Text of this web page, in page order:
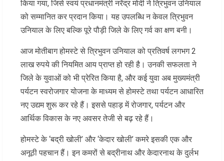
किया गया, जिसे स्वयं प्रधानमंत्री नरेंद्र मोदी ने त्रिभुवन उनियाल
को सम्मानित कर प्रदान किया। यह उपलब्धि न केवल त्रिभुवन
उनियाल के लिए बल्कि पूरे पौड़ी जिले के लिए गर्व का क्षण बनी।
आज मोतीबाग होमस्टे से त्रिभुवन उनियाल को प्रतिवर्ष लगभग 2
लाख रुपये की नियमित आय प्राप्त हो रही है। उनकी सफलता ने
जिले के युवाओं को भी प्रेरित किया है, और कई युवा अब मुख्यमंत्री
पर्यटन स्वरोजगार योजना के माध्यम से होमस्टे तथा पर्यटन आधारित
नए उद्यम शुरू कर रहे हैं। इससे पहाड़ में रोजगार, पर्यटन और
आर्थिक विकास के नए अवसर तेजी से बढ़ रहे हैं।
होमस्टे के ‘बद्री खोली’ और ‘केदार खोली’ कमरे इसकी एक और
अनूठी पहचान हैं। इन कमरों से बद्रीनाथ और केदारनाथ के दुर्लभ